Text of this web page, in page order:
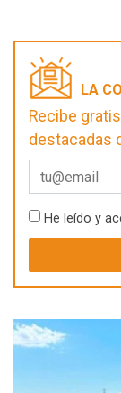
LA
Recibe
destacadas
He leído y